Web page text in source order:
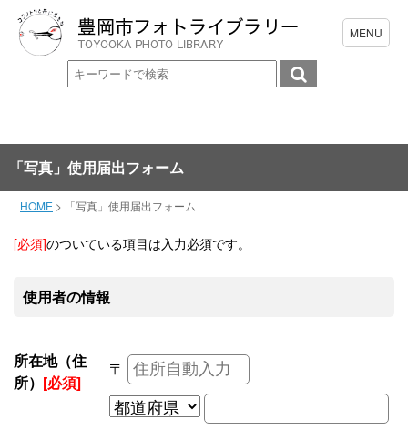
「写真」使用届出フォーム
HOME > 「写真」使用届出フォーム
[必須]のついている項目は入力必須です。
使用者の情報
所在地（住
所） [必須]
〒